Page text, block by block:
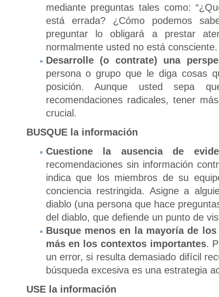
mediante preguntas tales como:
está errada? ¿Cómo podemos
preguntar lo obligará a prestar
normalmente usted no está consciente.
Desarrolle (o contrate) una
persona o grupo que le diga cosas
posición. Aunque usted sepa
recomendaciones radicales, tener
crucial.
BUSQUE la información
Cuestione la ausencia de
recomendaciones sin información
indica que los miembros de su
conciencia restringida. Asigne a
diablo (una persona que hace
del diablo, que defiende un punto de
Busque menos en la mayoría de
más en los contextos importantes.
un error, si resulta demasiado difícil
búsqueda excesiva es una estrategia
USE la información